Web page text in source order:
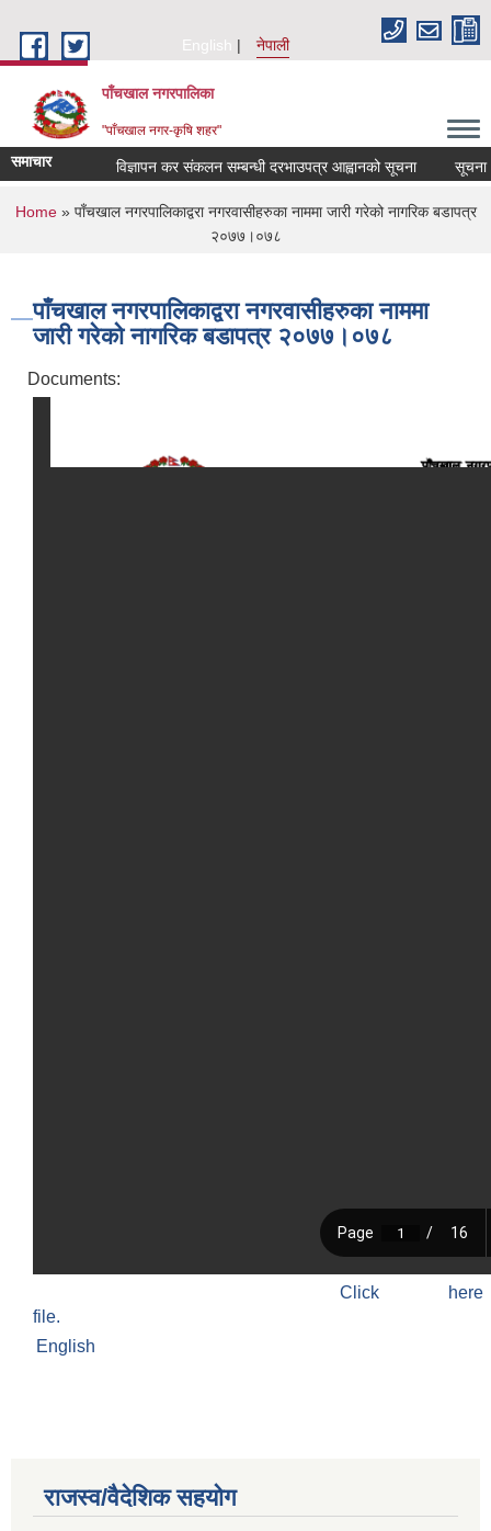
English
नेपाली
पाँचखाल नगरपालिका
"पाँचखाल नगर-कृषि शहर"
समाचार विज्ञापन कर संकलन सम्बन्धी दरभाउपत्र आह्वानको सूचना सूचना
You are here
Home» पाँचखाल नगरपालिकाद्वरा नगरवासीहरुका नाममा जारी गरेको नागरिक बडापत्र
२०७७।०७८
पाँचखाल नगरपालिकाद्वरा नगरवासीहरुका नाममा
जारी गरेको नागरिक बडापत्र २०७७।०७८
Documents:
Click
file.
English
राजस्व/वैदेशिक सहयोग